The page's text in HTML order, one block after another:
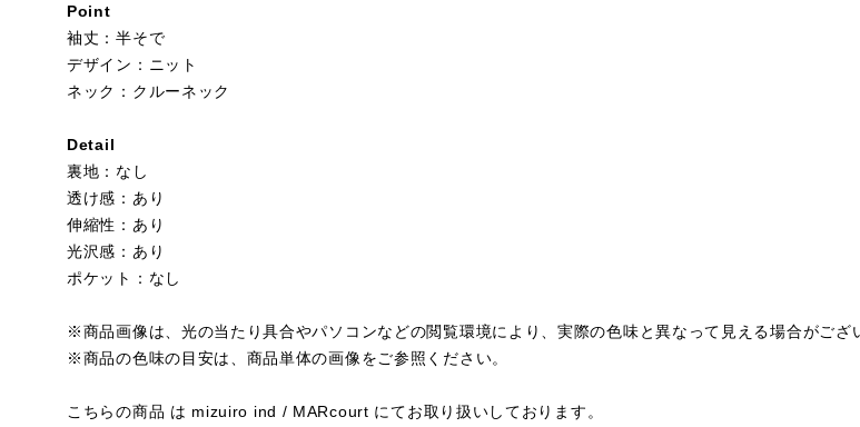
Point
袖丈：半そで
デザイン：ニット
ネック：クルーネック
Detail
裏地：なし
透け感：あり
伸縮性：あり
光沢感：あり
ポケット：なし
※商品画像は、光の当たり具合やパソコンなどの閲覧環境により、実際の色味と異なって見える場合がござ
※商品の色味の目安は、商品単体の画像をご参照ください。
こちらの商品 は mizuiro ind / MARcourt にてお取り扱いしております。